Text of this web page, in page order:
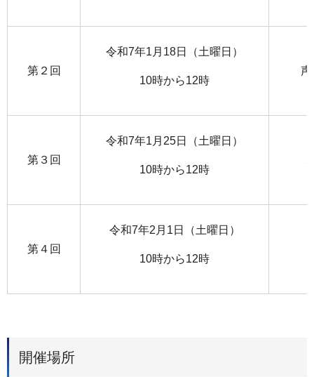
第２回
令和7年1月18日（土曜日）
10時から12時
声
第３回
令和7年1月25日（土曜日）
10時から12時
第４回
令和7年2月1日（土曜日）
10時から12時
開催場所